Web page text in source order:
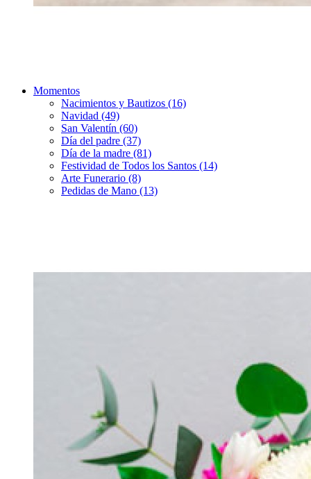
Momentos
Nacimientos y Bautizos (16)
Navidad (49)
San Valentín (60)
Día del padre (37)
Día de la madre (81)
Festividad de Todos los Santos (14)
Arte Funerario (8)
Pedidas de Mano (13)